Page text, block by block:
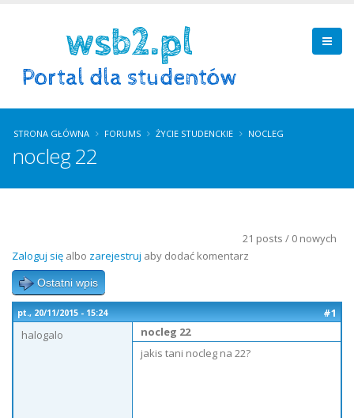
STRONA GŁÓWNA FORUMS ŻYCIE STUDENCKIE NOCLEG
nocleg 22
21 posts / 0 nowych
Zaloguj się albo zarejestruj aby dodać komentarz
Ostatni wpis
pt., 20/11/2015 - 15:24
#1
halogalo
nocleg 22
jakis tani nocleg na 22?